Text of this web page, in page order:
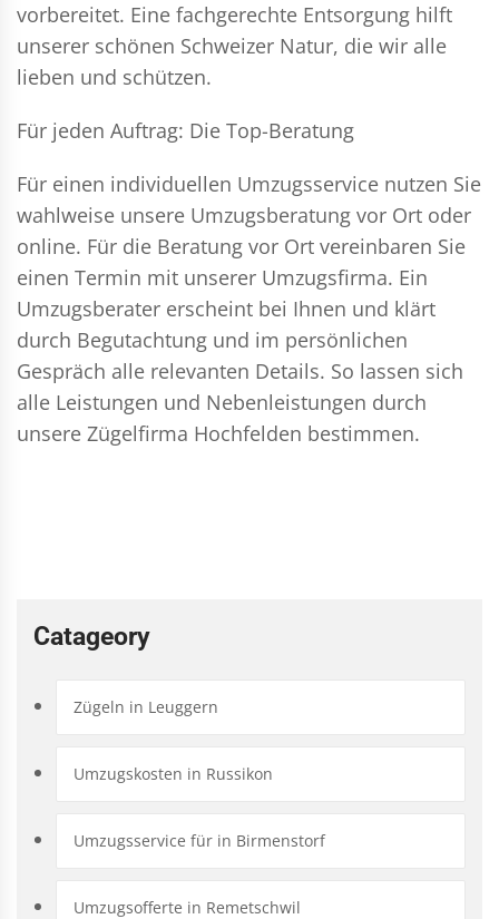
vorbereitet. Eine fachgerechte Entsorgung hilft
unserer schönen Schweizer Natur, die wir alle
lieben und schützen.
Für jeden Auftrag: Die Top-Beratung
Für einen individuellen Umzugsservice nutzen Sie
wahlweise unsere Umzugsberatung vor Ort oder
online. Für die Beratung vor Ort vereinbaren Sie
einen Termin mit unserer Umzugsfirma. Ein
Umzugsberater erscheint bei Ihnen und klärt
durch Begutachtung und im persönlichen
Gespräch alle relevanten Details. So lassen sich
alle Leistungen und Nebenleistungen durch
unsere Zügelfirma Hochfelden bestimmen.
Catageory
Zügeln in Leuggern
Umzugskosten in Russikon
Umzugsservice für in Birmenstorf
Umzugsofferte in Remetschwil